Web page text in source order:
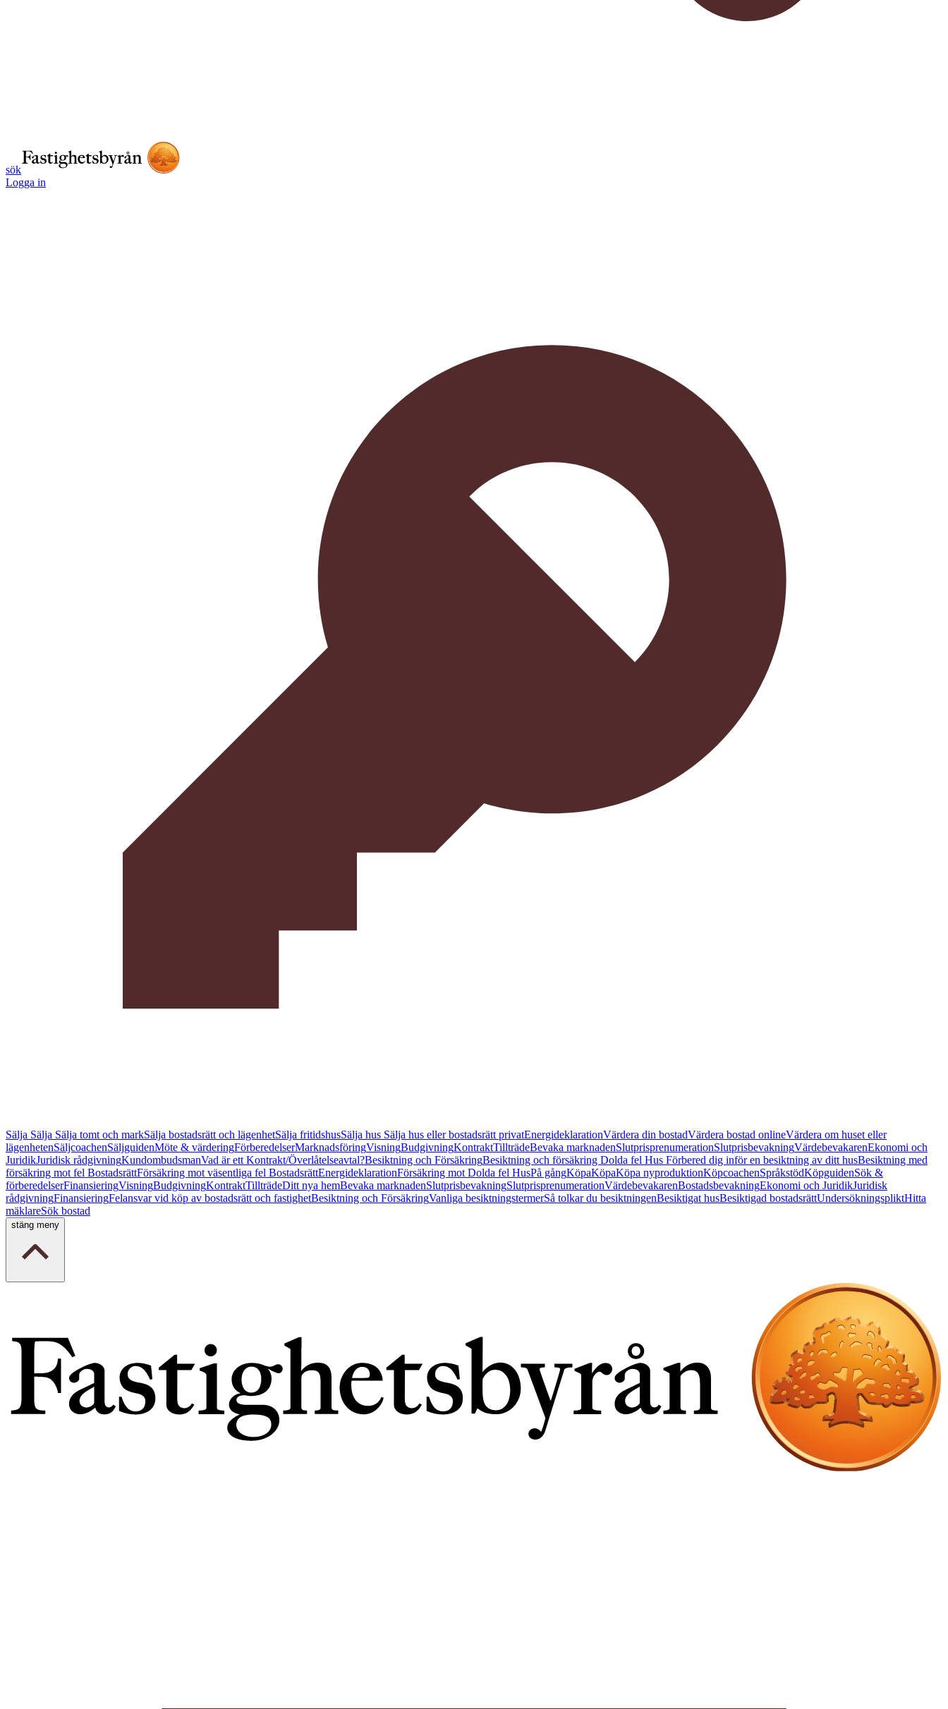
sök
Logga in
Sälja Sälja Sälja tomt och markSälja bostadsrätt och lägenhetSälja fritidshusSälja hus Sälja hus eller bostadsrätt privatEnergideklarationVärdera din bostadVärdera bostad onlineVärdera om huset eller
lägenhetenSäljcoachenSäljguidenMöte & värderingFörberedelserMarknadsföringVisningBudgivningKontraktTillträdeBevaka marknadenSlutprisprenumerationSlutprisbevakningVärdebevakarenEkonomi och
JuridikJuridisk rådgivningKundombudsmanVad är ett Kontrakt/Överlåtelseavtal?Besiktning och FörsäkringBesiktning och försäkring Dolda fel Hus Förbered dig inför en besiktning av ditt husBesiktning med
försäkring mot fel BostadsrättFörsäkring mot väsentliga fel BostadsrättEnergideklarationFörsäkring mot Dolda fel HusPå gångKöpaKöpaKöpa nyproduktionKöpcoachenSpråkstödKöpguidenSök &
förberedelserFinansieringVisningBudgivningKontraktTillträdeDitt nya hemBevaka marknadenSlutprisbevakningSlutprisprenumerationVärdebevakarenBostadsbevakningEkonomi och JuridikJuridisk
rådgivningFinansieringFelansvar vid köp av bostadsrätt och fastighetBesiktning och FörsäkringVanliga besiktningstermerSå tolkar du besiktningenBesiktigat husBesiktigad bostadsrättUndersökningspliktHitta
mäklareSök bostad
stäng meny